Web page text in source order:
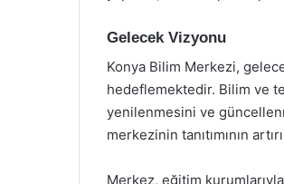
Gelecek Vizyonu
Konya Bilim Merkezi,
hedeflemektedir. Bilim ve
yenilenmesini ve
merkezinin tanıtımının
Merkez, eğitim